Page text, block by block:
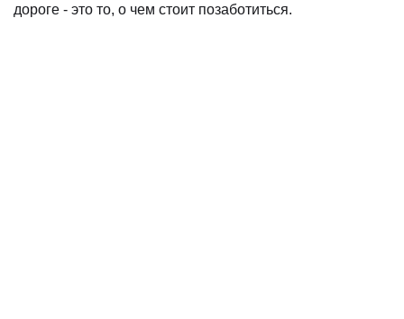
дороге - это то, о чем стоит позаботиться.